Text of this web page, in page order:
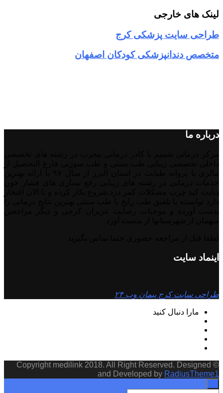
لینک های خارجی
طراحی سایت پزشکی کرج
متخصص دندانپزشکی کودکان اصفهان
درباره ما
اینماد سایت
طراحی سایت کرج پیمان وب ۲۴
مارا دنبال کنید
© Copyright medilink 2018. All Right Reserved. Designed
and Developed by RadiusTheme1